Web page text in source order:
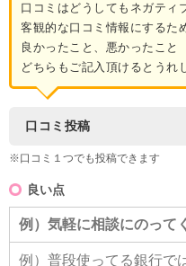
口コミはどうしてもネガティ
客観的な口コミ情報にするた
良かったこと、悪かったこと
どちらもご記入頂けるとうれ
口コミ投稿
※口コミ１つでも投稿できます
良い点